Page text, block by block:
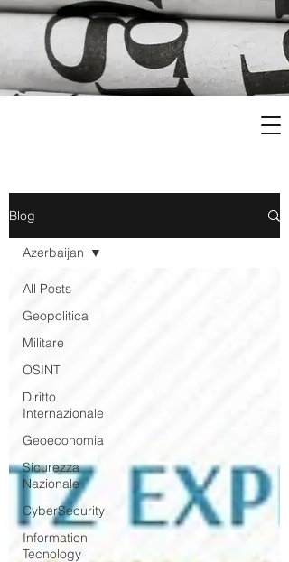
Blog
All Posts
Geopolitica
Militare
OSINT
Diritto
Internazionale
Geoeconomia
Sicurezza
Nazionale
CyberSecurity
Information
Tecnology
Azerbaijan